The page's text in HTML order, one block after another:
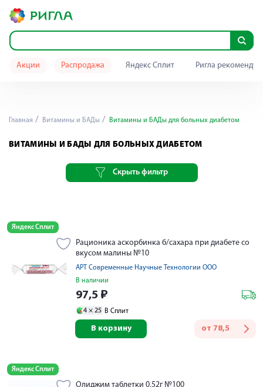
Акции Распродажа Яндекс Сплит Ригла
Главная Витамины и БАДы Витамины и БАДы для больных диабетом
ВИТАМИНЫ И БАДЫ ДЛЯ БОЛЬНЫХ ДИАБЕТОМ
Скрыть фильтр
Яндекс Сплит
Рационика аскорбинка б/сахара при диабете со
вкусом малины №10
АРТ Современные Научные Технологии ООО
В наличии
97,5 ₽
4 × 25 В Сплит
от 78,5
В корзину
Яндекс Сплит
Олиджим таблетки 0,52г №100